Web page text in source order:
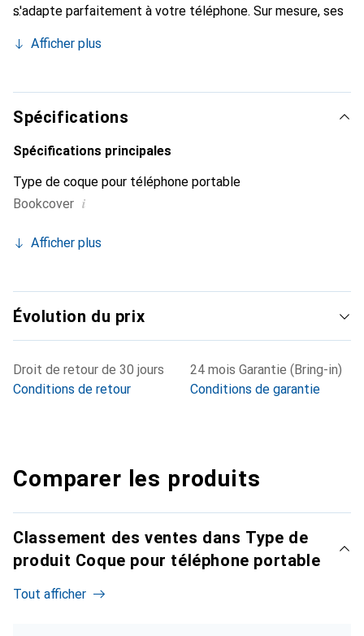
s'adapte parfaitement à votre téléphone. Sur mesure, ses
peau. Elle devient l'accessoire chic et indispensable pour
produits de haute qualité, la marque Noreve est un choix
fiable pour une clientèle exigeante.
Afficher plus
Spécifications
Spécifications principales
Type de coque pour téléphone portable
Bookcover i
Afficher plus
Évolution du prix
Droit de retour de 30 jours
Conditions de retour
24 mois Garantie (Bring-in)
Conditions de garantie
Comparer les produits
Classement des ventes dans Type de
produit Coque pour téléphone portable
Tout afficher